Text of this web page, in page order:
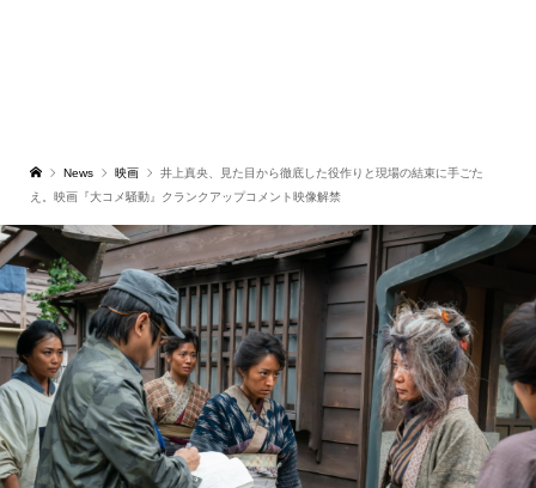
News 映画
井上真央、見た目から徹底した役作りと現場の結束に手ごた
え。映画『大コメ騒動』クランクアップコメント映像解禁